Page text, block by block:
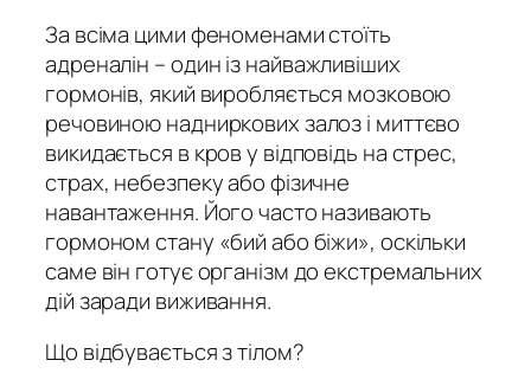
За всіма цими феноменами стоїть
адреналін – один із найважливіших
гормонів, який виробляється мозковою
речовиною надниркових залоз і миттєво
викидається в кров у відповідь на стрес,
страх, небезпеку або фізичне
навантаження. Його часто називають
гормоном стану «бий або біжи», оскільки
саме він готує організм до екстремальних
дій заради виживання.
Що відбувається з тілом?